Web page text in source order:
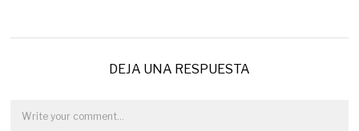
DEJA UNA RESPUESTA